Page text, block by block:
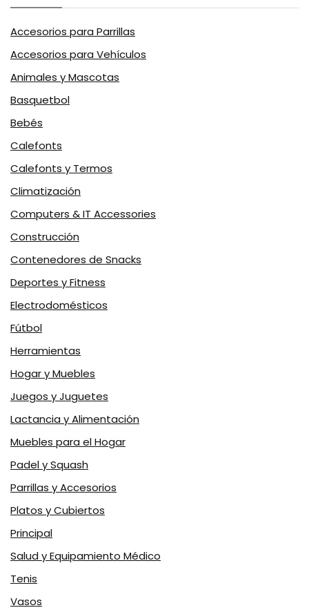
All categories
Accesorios para Parrillas
Accesorios para Vehículos
Animales y Mascotas
Basquetbol
Bebés
Calefonts
Calefonts y Termos
Climatización
Computers & IT Accessories
Construcción
Contenedores de Snacks
Deportes y Fitness
Electrodomésticos
Fútbol
Herramientas
Hogar y Muebles
Juegos y Juguetes
Lactancia y Alimentación
Muebles para el Hogar
Padel y Squash
Parrillas y Accesorios
Platos y Cubiertos
Principal
Salud y Equipamiento Médico
Tenis
Vasos